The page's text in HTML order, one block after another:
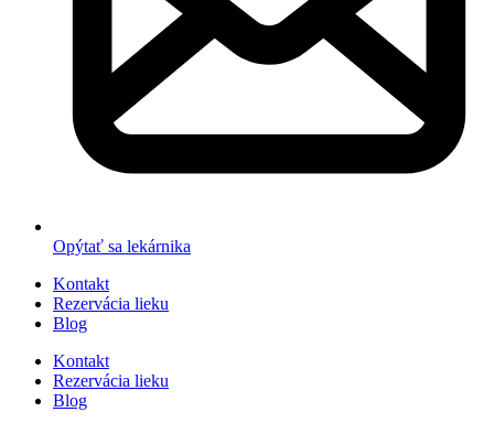
Opýtať sa lekárnika
Kontakt
Rezervácia lieku
Blog
Kontakt
Rezervácia lieku
Blog